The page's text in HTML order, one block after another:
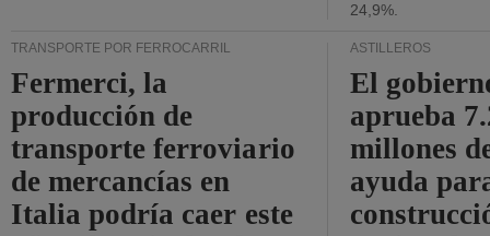
24,9%.
TRANSPORTE POR FERROCARRIL
Fermerci, la
producción de
transporte ferroviario
de mercancías en
Italia podría caer este
ASTILLEROS
El
aprueba
millones
ayuda